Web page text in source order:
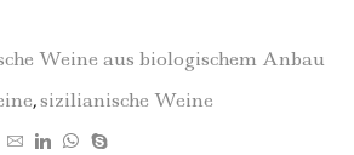
Menge
Weine aus biologischem Anbau
,sizilianische Weine